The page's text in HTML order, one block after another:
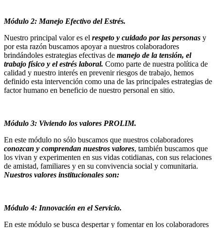
Módulo 2: Manejo Efectivo del Estrés.
Nuestro principal valor es el respeto y cuidado por las personas y
por esta razón buscamos apoyar a nuestros colaboradores
brindándoles estrategias efectivas de manejo de la tensión, el
trabajo físico y el estrés laboral. Como parte de nuestra política de
calidad y nuestro interés en prevenir riesgos de trabajo, hemos
definido esta intervención como una de las principales estrategias de
factor humano en beneficio de nuestro personal en sitio.
Módulo 3: Viviendo los valores PROLIM.
En este módulo no sólo buscamos que nuestros colaboradores
conozcan y comprendan nuestros valores, también buscamos que
los vivan y experimenten en sus vidas cotidianas, con sus relaciones
de amistad, familiares y en su convivencia social y comunitaria.
Nuestros valores institucionales son:
Módulo 4: Innovación en el Servicio.
En este módulo se busca despertar y fomentar en los colaboradores